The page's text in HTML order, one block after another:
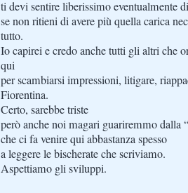
ti devi sentire liberissimo eventualmente
se non ritieni di avere più quella carica
tutto.
Io capirei e credo anche tutti gli altri che
qui
per scambiarsi impressioni, litigare,
Fiorentina.
Certo, sarebbe triste
però anche noi magari guariremmo dalla
che ci fa venire qui abbastanza spesso
a leggere le bischerate che scriviamo.
Aspettiamo gli sviluppi.